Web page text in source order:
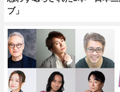
ブ」